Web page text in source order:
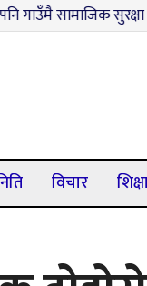
सुरक्षा भत्ता नवीकरण,
विचार